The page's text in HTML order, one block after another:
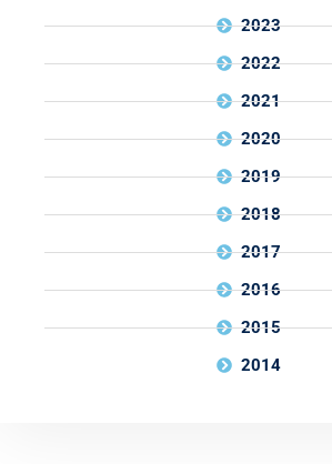
2023
2022
2021
2020
2019
2018
2017
2016
2015
2014